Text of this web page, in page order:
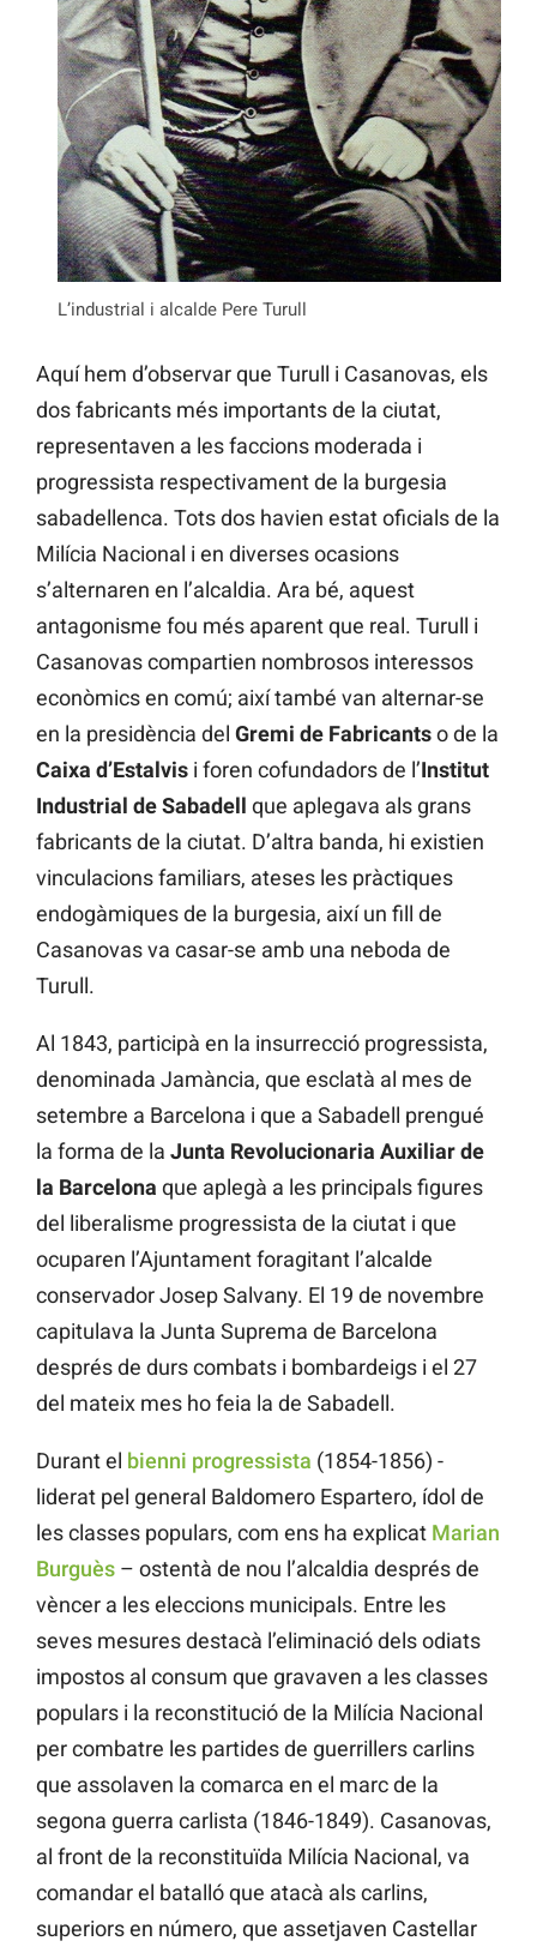
L’industrial i alcalde Pere Turull
Aquí hem d’observar que Turull i Casanovas, els
dos fabricants més importants de la ciutat,
representaven a les faccions moderada i
progressista respectivament de la burgesia
sabadellenca. Tots dos havien estat oficials de la
Milícia Nacional i en diverses ocasions
s’alternaren en l’alcaldia. Ara bé, aquest
antagonisme fou més aparent que real. Turull i
Casanovas compartien nombrosos interessos
econòmics en comú; així també van alternar-se
en la presidència del Gremi de Fabricantso de la
Caixa d’Estalvis i foren cofundadors de l’Institut
Industrial de Sabadell que aplegava als grans
fabricants de la ciutat. D’altra banda, hi existien
vinculacions familiars, ateses les pràctiques
endogàmiques de la burgesia, així un fill de
Casanovas va casar-se amb una neboda de
Turull.
Al 1843, participà en la insurrecció progressista,
denominada Jamància, que esclatà al mes de
setembre a Barcelona i que a Sabadell prengué
la forma de la Junta Revolucionaria Auxiliar de
la Barcelona que aplegà a les principals figures
del liberalisme progressista de la ciutat i que
ocuparen l’Ajuntament foragitant l’alcalde
conservador Josep Salvany. El 19 de novembre
capitulava la Junta Suprema de Barcelona
després de durs combats i bombardeigs i el 27
del mateix mes ho feia la de Sabadell.
Durant el bienni progressista (1854-1856) -
liderat pel general Baldomero Espartero, ídol de
les classes populars, com ens ha explicat Marian
Burguès – ostentà de nou l’alcaldia després de
vèncer a les eleccions municipals. Entre les
seves mesures destacà l’eliminació dels odiats
impostos al consum que gravaven a les classes
populars i la reconstitució de la Milícia Nacional
per combatre les partides de guerrillers carlins
que assolaven la comarca en el marc de la
segona guerra carlista (1846-1849). Casanovas,
al front de la reconstituïda Milícia Nacional, va
comandar el batalló que atacà als carlins,
superiors en número, que assetjaven Castellar